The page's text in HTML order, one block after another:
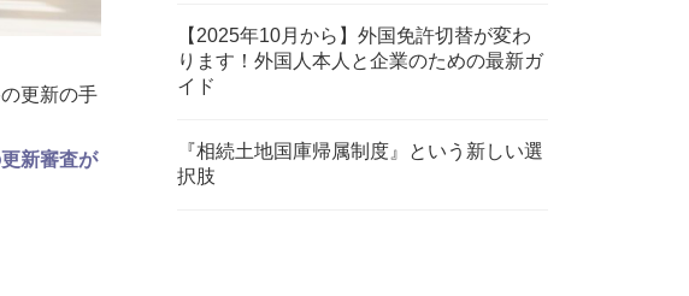
更新の手
新審査が
【2025年10月から】外国免許切替が変わ
ります！外国人本人と企業のための最新ガ
イド
『相続土地国庫帰属制度』という新しい選
択肢